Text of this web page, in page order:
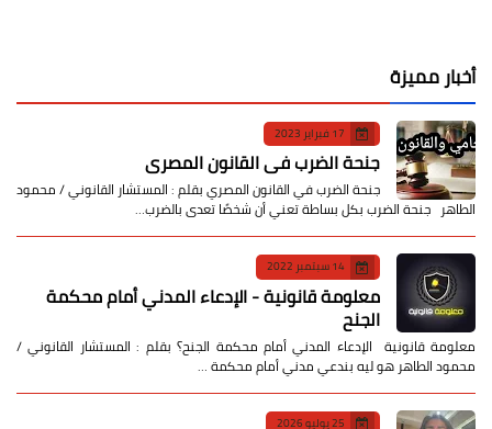
أخبار مميزة
17 فبراير 2023
جنحة الضرب في القانون المصري
جنحة الضرب في القانون المصري بقلم : المستشار القانوني / محمود
الطاهر جنحة الضرب بكل بساطة تعني أن شخصًا تعدى بالضرب…
14 سبتمبر 2022
معلومة قانونية - الإدعاء المدني أمام محكمة
الجنح
معلومة قانونية الإدعاء المدني أمام محكمة الجنح؟ بقلم : المستشار القانوني /
محمود الطاهر هو ليه بندعي مدني أمام محكمة …
25 يوليو 2026